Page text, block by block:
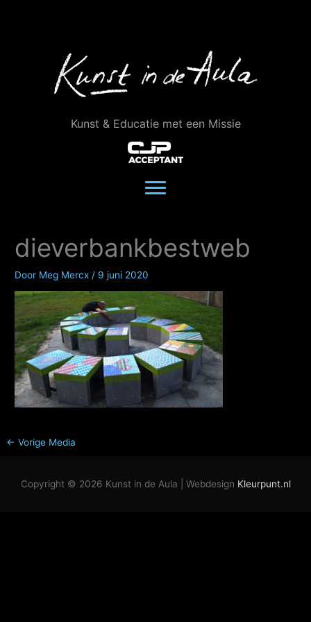
Kunst & Educatie met een Missie
dieverbankbestweb
Door Meg Mercx / 9 juni 2020
← Vorige Media
Copyright © 2026 Kunst in de Aula | Webdesign Kleurpunt.nl